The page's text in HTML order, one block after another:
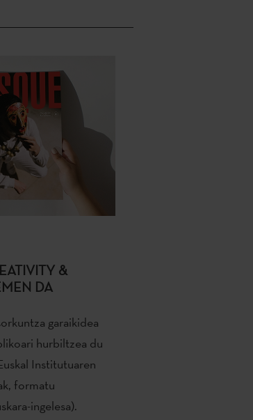
&
DA
garaikidea
hurbiltzea du
Institutuaren
formatu
ingelesa).